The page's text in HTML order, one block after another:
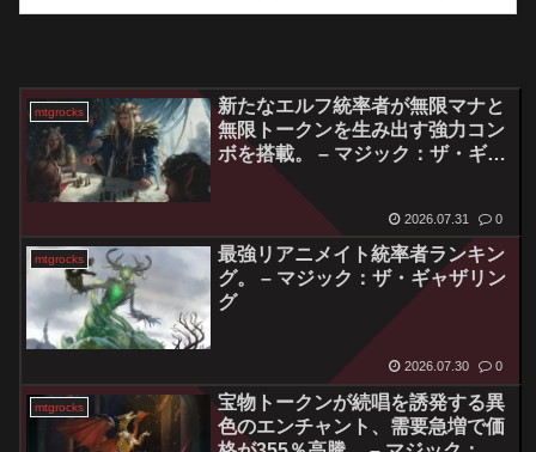
mtgrocks
新たなエルフ統率者が無限マナと
無限トークンを生み出す強力コン
ボを搭載。 – マジック：ザ・ギャ
ザリング
2026.07.31 0
mtgrocks
最強リアニメイト統率者ランキン
グ。 – マジック：ザ・ギャザリン
グ
2026.07.30 0
mtgrocks
宝物トークンが続唱を誘発する異
色のエンチャント、需要急増で価